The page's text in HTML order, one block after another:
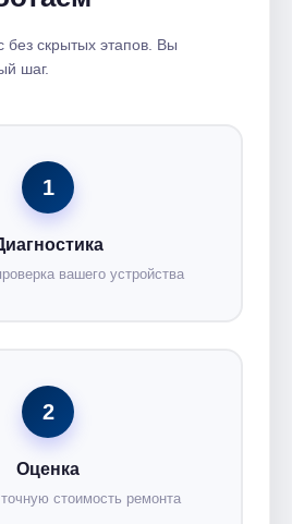
без скрытых этапов. Вы
шаг.
1
вашего устройства
2
Оценка
стоимость ремонта